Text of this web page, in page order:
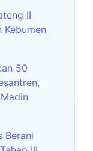
II
Kebumen
50
Berani